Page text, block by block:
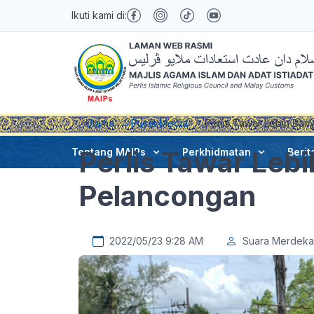
Ikuti kami di:
Tentang MAIPs Perkhidmatan
Utama Pusat Media Perlis Tawar Lebih
Perlis Tawar
Pelancongan
2022/05/23 9:28 AM Suara Merdeka